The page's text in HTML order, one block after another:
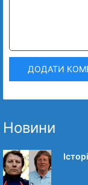
ДОДАТИ
Новини